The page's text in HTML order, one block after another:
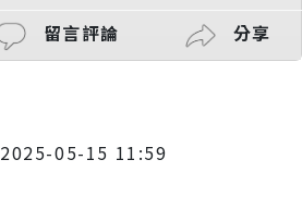
留言評論
分享
2025-05-15 11:59